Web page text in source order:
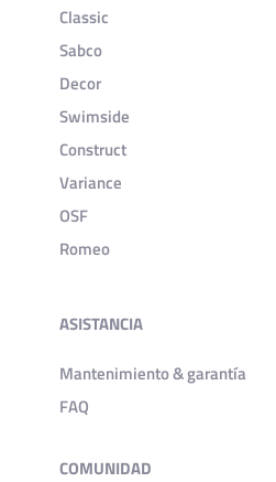
Classic
Sabco
Decor
Swimside
Construct
Variance
OSF
Romeo
ASISTANCIA
Mantenimiento & garantía
FAQ
COMUNIDAD